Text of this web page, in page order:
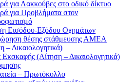
για Λακκούβες στο οδικό δίκτυο
για Προβλήματα στον
Εισόδου-Εξόδου Οχημάτων
θέσης στάθμευσης ΑΜΕΑ
– Δικαιολογητικά)
Εκσκαφής (Αίτηση – Δικαιολογητικά)
– Πρωτόκολλο